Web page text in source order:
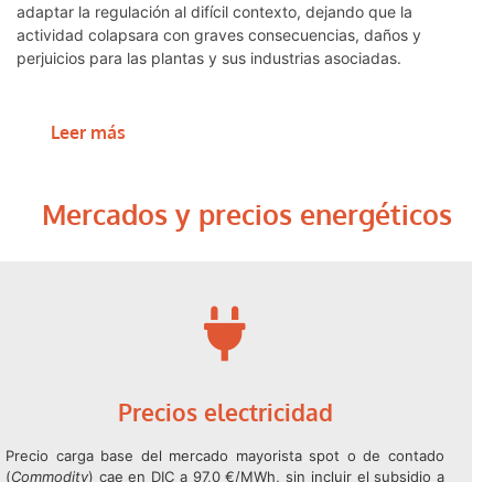
adaptar la regulación al difícil contexto, dejando que la
actividad colapsara con graves consecuencias, daños y
perjuicios para las plantas y sus industrias asociadas.
Leer más
Mercados y precios energéticos
Precios electricidad
Precio carga base del mercado mayorista spot o de contado
(Commodity) cae en DIC a 97,0 €/MWh, sin incluir el subsidio a